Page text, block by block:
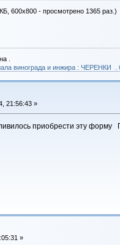
600x800 - просмотрено 1365 раз.)
.
винограда и инжира :
21:56:43 »
приобрести эту форму
»